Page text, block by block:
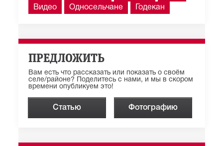
Видео
Односельчане Годекан
ПРЕДЛОЖИТЬ
Вам есть что рассказать или показать о своём
селе/районе? Поделитесь с нами, и мы в скором
времени опубликуем это!
Статью Фотографию